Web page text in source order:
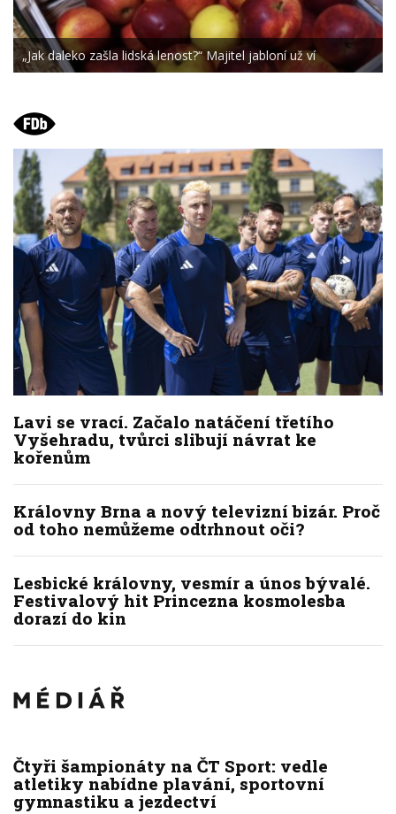
„Jak daleko zašla lidská lenost?“ Majitel jabloní už ví
Lavi se vrací. Začalo natáčení třetího
Vyšehradu, tvůrci slibují návrat ke
kořenům
Královny Brna a nový televizní bizár. Proč
od toho nemůžeme odtrhnout oči?
Lesbické královny, vesmír a únos bývalé.
Festivalový hit Princezna kosmolesba
dorazí do kin
Čtyři šampionáty na ČT Sport: vedle
atletiky nabídne plavání, sportovní
gymnastiku a jezdectví